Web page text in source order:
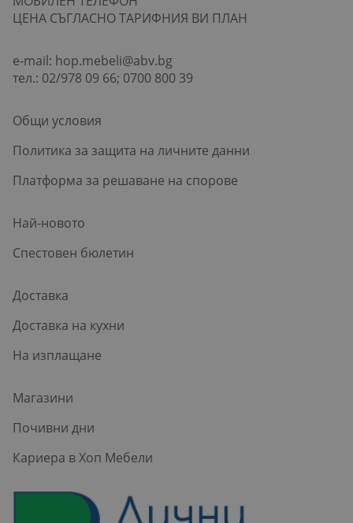
ЦЕНА СЪГЛАСНО ТАРИФНИЯ ВИ ПЛАН
e-mail: hop.mebeli@abv.bg
тел.: 02/978 09 66; 0700 800 39
Общи условия
Политика за защита на личните данни
Платформа за решаване на спорове
Най-новото
Спестовен бюлетин
Доставка
Доставка на кухни
На изплащане
Магазини
Почивни дни
Кариера в Хоп Мебели